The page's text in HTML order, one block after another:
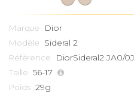
Marque Dior
Modèle Sideral 2
Référence DiorSideral2 JA0/0J
Taille 56-17
Poids 29g